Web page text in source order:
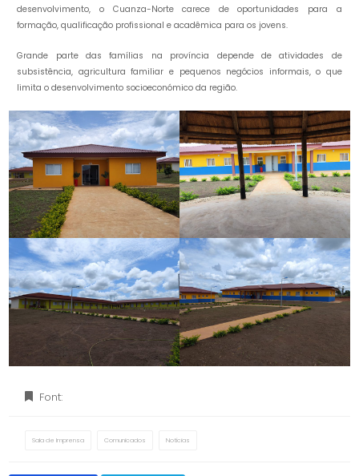
desenvolvimento, o Cuanza-Norte carece de oportunidades para a
formação, qualificação profissional e acadêmica para os jovens.
Grande parte das famílias na província depende de atividades de
subsistência, agricultura familiar e pequenos negócios informais, o que
limita o desenvolvimento socioeconómico da região.
Font:
Sala de Imprensa Comunicados Notícias